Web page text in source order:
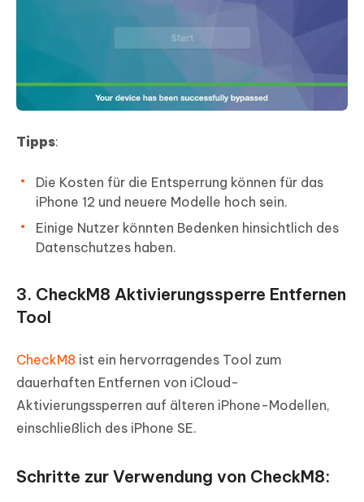
Tipps:
Die Kosten für die Entsperrung können für das
iPhone 12 und neuere Modelle hoch sein.
Einige Nutzer könnten Bedenken hinsichtlich des
Datenschutzes haben.
3. CheckM8 Aktivierungssperre Entfernen
Tool
CheckM8 ist ein hervorragendes Tool zum
dauerhaften Entfernen von iCloud-
Aktivierungssperren auf älteren iPhone-Modellen,
einschließlich des iPhone SE.
Schritte zur Verwendung von CheckM8: